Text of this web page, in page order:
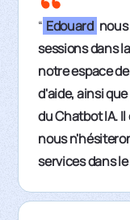
“ Edouard
sessions dans
notre espace
d'aide, ainsi
du Chatbot IA.
nous
services dans